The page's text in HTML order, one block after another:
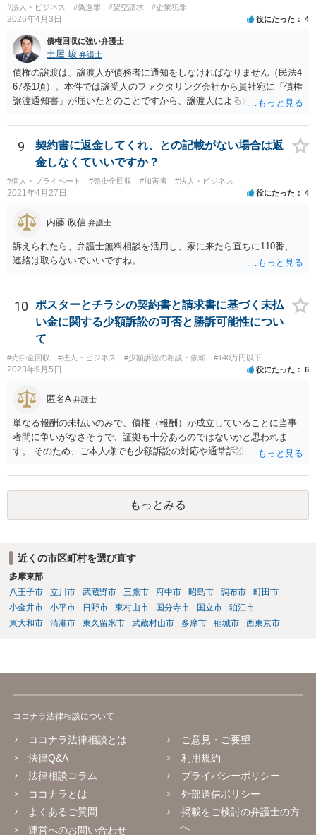
#法人・ビジネス #偽造罪 #架空請求 #企業犯罪
2026年4月3日 役にたった 4
債権回収に強い弁護士
土屋 峻 弁護士
債権の譲渡は、譲渡人が債務者に通知をしなければなりません（民法4
67条1項）。本件では譲受人のファクタリング会社から貴社宛に「債権
譲渡通知書」が届いたとのことですから、譲渡人による通知ではない
は、当該ファクタリング会社が詐称譲受人の可能性があるとすら指摘
できるでしょう。 次に、たとえファクタリング会社からの「債権譲渡
通知書」であっても、それが譲渡人の個人事業主の委託を受けてなさ
れていた場合等であり、債務者対抗要件の問題をクリアされていたと
しても、当該ファクタリング会社が譲受債権請求訴訟を提起する場
合、譲受債権の発生原因事実を立証しなければなりません。 「譲渡人
は当社にとって全くの見知らぬ人物で、一切関係がなく、当該債権は
現在・将来ともに存在しないと断言でき」ないということであれば、
この立証の見込みが立たないでしょうから、訴訟になったとしても、
かかる点で争うべきでしょう（といっても否認すれば足りると思いま
す。）。 以上述べましたが、令和7年12月から令和11年までに発生す
る一切の債権となれば、約4年という一定の期間の将来債権譲渡とな
り、訴求されている債権の額も相当程度の金額になっていると推察し
ます。ご不安な気持ちを解消するために、法律事務所にご相談に赴く
ことを検討されても良いでしょう。
9
契約書に返金してくれ、との記載がない場合は返
金しなくていいですか？
#個人・プライベート #売掛金回収 #加害者 #法人・ビジネス
2021年4月27日 役にたった 4
内藤 政信 弁護士
訴えられたら、弁護士無料相談を活用し、家に来たら直ちに110番、
連絡は取らないでいいですね。
10
ポスターとチラシの契約書と請求書に基づく未払
い金に関する少額訴訟の可否と勝訴可能性につい
て
#売掛金回収 #法人・ビジネス #少額訴訟の相談・依頼 #140万円以下
2023年9月5日 役にたった 6
匿名A 弁護士
単なる報酬の未払いのみで、債権（報酬）が成立していることに当事
者間に争いがなさそうで、証拠も十分あるのではないかと思われま
す。 そのため、ご本人様でも少額訴訟の対応や通常訴訟に移行したと
ても相手方が任意に支払をしない場合は強制執行を行う必要がござい
ます。この辺りになってくると少し対応が難しいかなという気がして
きますので、ご本人様の負担や手間を考慮して訴訟部分から弁護士に
ご依頼いただくという選択肢も全くおかしくはありません。
もっとみる
近くの市区町村を選び直す
多摩東部
八王子市
立川市 武蔵野市 三鷹市 府中市 昭島市 調布市
町田市
小金井市
小平市 日野市 東村山市 国分寺市 国立市
狛江市
東大和市
清瀬市 東久留米市 武蔵村山市 多摩市 稲城市 西東京市
ココナラ法律相談について
ココナラ法律相談とは
法律Q&A
法律相談コラム
ココナラとは
よくあるご質問
運営へのお問い合わせ
ご意見・ご要望
利用規約
プライバシーポリシー
外部送信ポリシー
掲載をご検討の弁護士の方
へ